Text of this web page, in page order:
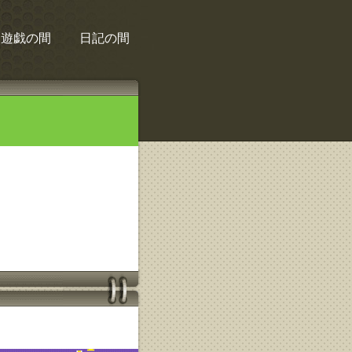
遊戯の間 日記の間